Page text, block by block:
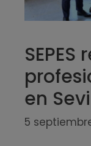
SEPES
en
5